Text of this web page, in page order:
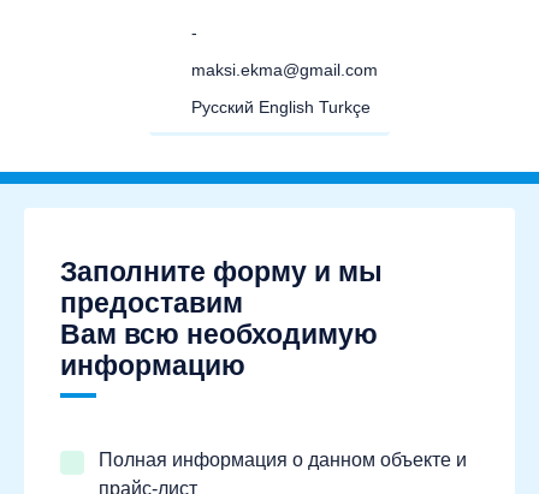
-
maksi.ekma@gmail.com
Русский English Turkçe
Заполните форму и мы
предоставим
Вам всю необходимую
информацию
Полная информация о данном объекте и
прайс-лист